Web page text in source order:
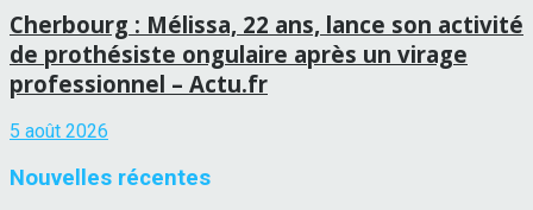
Cherbourg : Mélissa, 22 ans, lance son activité
de prothésiste ongulaire après un virage
professionnel – Actu.fr
5 août 2026
Nouvelles récentes